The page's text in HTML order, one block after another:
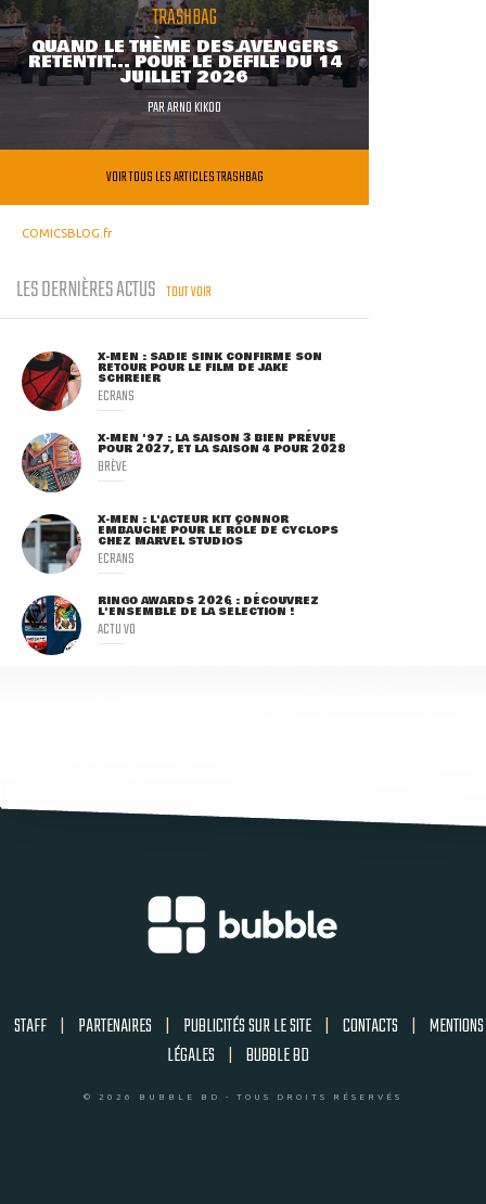
TRASHBAG
QUAND LE THÈME DES AVENGERS
RETENTIT... POUR LE DÉFILÉ DU 14
JUILLET 2026
PARARNO KIKOO
VOIR TOUS LES ARTICLES TRASHBAG
COMICSBLOG.fr
LES DERNIÈRES ACTUS TOUT VOIR
X-MEN : SADIE SINK CONFIRME SON
RETOUR POUR LE FILM DE JAKE
SCHREIER
ECRANS
X-MEN '97 : LA SAISON 3 BIEN PRÉVUE
POUR 2027, ET LA SAISON 4 POUR 2028
BRÈVE
X-MEN : L'ACTEUR KIT CONNOR
EMBAUCHÉ POUR LE RÔLE DE CYCLOPS
CHEZ MARVEL STUDIOS
ECRANS
RINGO AWARDS 2026 : DÉCOUVREZ
L'ENSEMBLE DE LA SÉLECTION !
ACTU VO
STAFF | PARTENAIRES | PUBLICITÉS SUR LE SITE | CONTACTS | MENTIONS
LÉGALES | BUBBLE BD
© 2026 BUBBLE BD - TOUS DROITS RÉSERVÉS